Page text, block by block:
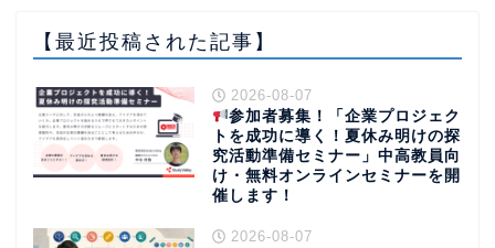
【最近投稿された記事】
2026-08-07
参加者募集！「企業プロジェク
トを成功に導く！夏休み明けの探
究活動準備セミナー」中高教員向
け・無料オンラインセミナーを開
催します！
2026-08-07